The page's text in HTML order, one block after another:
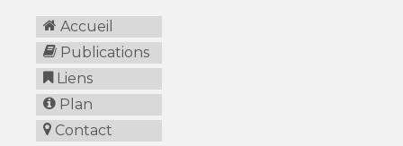
Accueil
Publications
Liens
Plan
Contact